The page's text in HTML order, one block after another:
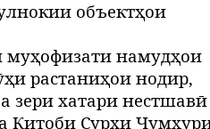
объектҳои
муҳофизати намудҳои
растаниҳои нодир,
зери хатари нестшавӣ
Китоби Сурхи